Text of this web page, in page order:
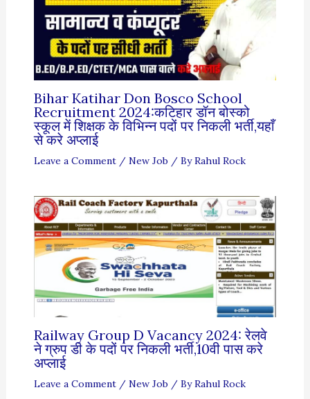
Bihar Katihar Don Bosco School
Recruitment 2024:कटिहार डॉन बोस्को
स्कूल में शिक्षक के विभिन्न पदों पर निकली भर्ती,यहाँ
से करे अप्लाई
Leave a Comment / New Job / ByRahul Rock
Railway Group D Vacancy 2024: रेलवे
ने ग्रुप डी के पदों पर निकली भर्ती,10वी पास करे
अप्लाई
Leave a Comment / New Job / ByRahul Rock